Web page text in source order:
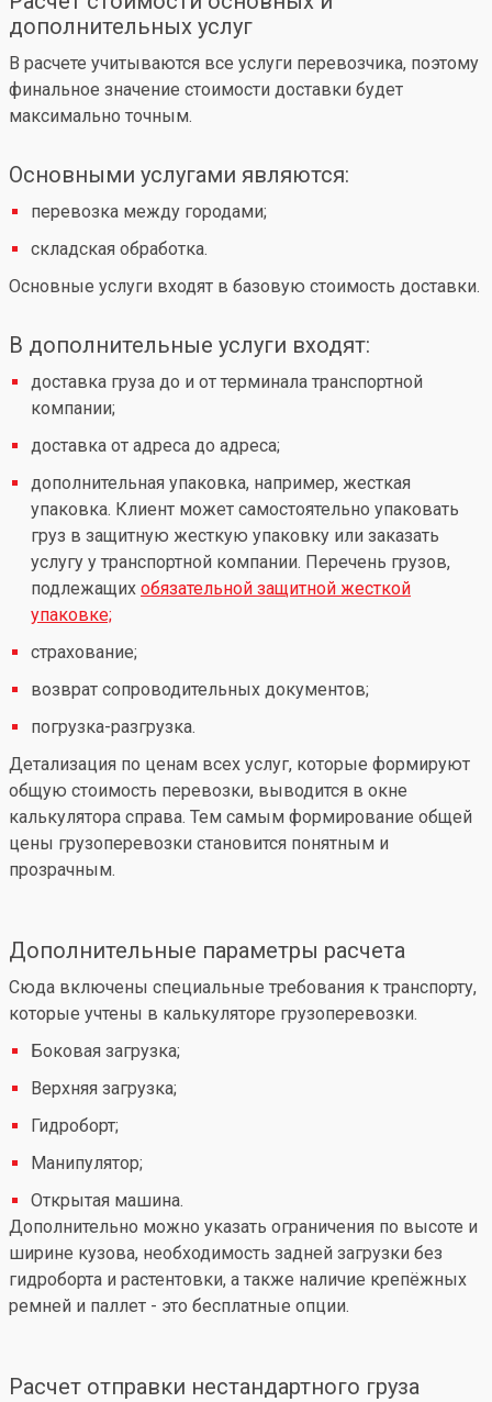
дополнительных услуг
В расчете учитываются все услуги перевозчика, поэтому
финальное значение стоимости доставки будет
максимально точным.
Основными услугами являются:
перевозка между городами;
складская обработка.
Основные услуги входят в базовую стоимость доставки.
В дополнительные услуги входят:
доставка груза до и от терминала транспортной
компании;
доставка от адреса до адреса;
дополнительная упаковка, например, жесткая
упаковка. Клиент может самостоятельно упаковать
груз в защитную жесткую упаковку или заказать
услугу у транспортной компании. Перечень грузов,
подлежащих обязательной защитной жесткой
упаковке;
страхование;
возврат сопроводительных документов;
погрузка-разгрузка.
Детализация по ценам всех услуг, которые формируют
общую стоимость перевозки, выводится в окне
калькулятора справа. Тем самым формирование общей
цены грузоперевозки становится понятным и
прозрачным.
Дополнительные параметры расчета
Сюда включены специальные требования к транспорту,
которые учтены в калькуляторе грузоперевозки.
Боковая загрузка;
Верхняя загрузка;
Гидроборт;
Манипулятор;
Открытая машина.
Дополнительно можно указать ограничения по высоте и
ширине кузова, необходимость задней загрузки без
гидроборта и растентовки, а также наличие крепёжных
ремней и паллет - это бесплатные опции.
Расчет отправки нестандартного груза